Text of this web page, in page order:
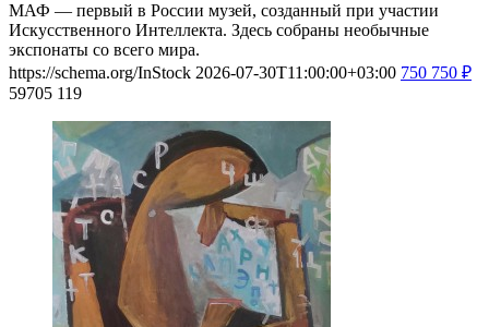
МАФ — первый в России музей, созданный при участии
Искусственного Интеллекта. Здесь собраны необычные
экспонаты со всего мира.
https://schema.org/InStock 2026-07-30T11:00:00+03:00 750 750 ₽
59705 119